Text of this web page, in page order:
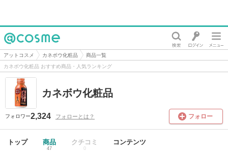
@cosme
アットコスメ カネボウ化粧品
商品一覧
カネボウ化粧品 おすすめ商品・人気ランキング
カネボウ化粧品
フォロワー2,324 フォローとは？ フォロー
トップ 商品
47
クチコミ
0
コンテンツ